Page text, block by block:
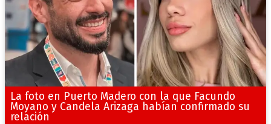
La foto en Puerto Madero con la que Facundo
Moyano y Candela Arizaga habían confirmado su
relación